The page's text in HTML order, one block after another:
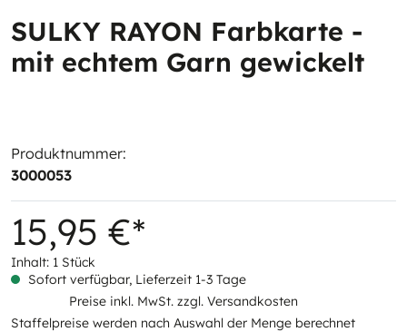
SULKY RAYON Farbkarte -
mit echtem Garn gewickelt
Produktnummer:
3000053
15,95 €*
Inhalt: 1 Stück
Sofort verfügbar, Lieferzeit 1-3 Tage
Preise inkl. MwSt. zzgl. Versandkosten
Staffelpreise werden nach Auswahl der Menge berechnet